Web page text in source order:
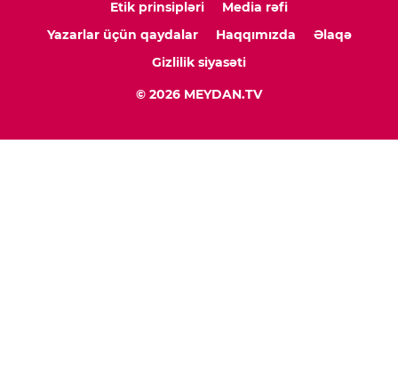
Etik prinsipləri
Media rəfi
Yazarlar üçün qaydalar
Haqqımızda
Əlaqə
Gizlilik siyasəti
© 2026 MEYDAN.TV